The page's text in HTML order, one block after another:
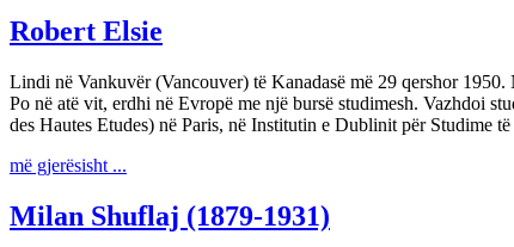
Robert Elsie
Lindi në Vankuvër (Vancouver) të Kanadasë më 29 qershor
Po në atë vit, erdhi në Evropë me një bursë studimesh. Vazhdoi
des Hautes Etudes) në Paris, në Institutin e Dublinit për
më gjerësisht ...
Milan Shuflaj (1879-1931)